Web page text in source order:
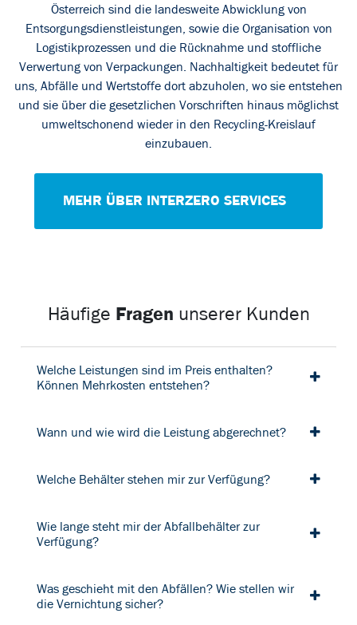
Österreich sind die landesweite Abwicklung von
Entsorgungsdienstleistungen, sowie die Organisation von
Logistikprozessen und die Rücknahme und stoffliche
Verwertung von Verpackungen. Nachhaltigkeit bedeutet für
uns, Abfälle und Wertstoffe dort abzuholen, wo sie entstehen
und sie über die gesetzlichen Vorschriften hinaus möglichst
umweltschonend wieder in den Recycling-Kreislauf
einzubauen.
MEHR ÜBER INTERZERO SERVICES
Häufige Fragen unserer Kunden
Welche Leistungen sind im Preis enthalten?
Können Mehrkosten entstehen?
Wann und wie wird die Leistung abgerechnet?
Welche Behälter stehen mir zur Verfügung?
Wie lange steht mir der Abfallbehälter zur
Verfügung?
Was geschieht mit den Abfällen? Wie stellen wir
die Vernichtung sicher?